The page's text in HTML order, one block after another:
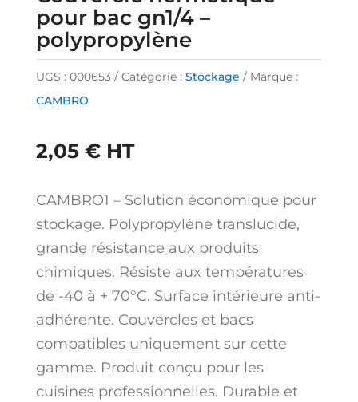
pour bac gn1/4 –
polypropylène
UGS : 000653 Catégorie : Stockage
Marque :
CAMBRO
2,05 € HT
CAMBRO1 – Solution économique pour
stockage. Polypropylène translucide,
grande résistance aux produits
chimiques. Résiste aux températures
de -40 à + 70°C. Surface intérieure anti-
adhérente. Couvercles et bacs
compatibles uniquement sur cette
gamme. Produit conçu pour les
cuisines professionnelles. Durable et